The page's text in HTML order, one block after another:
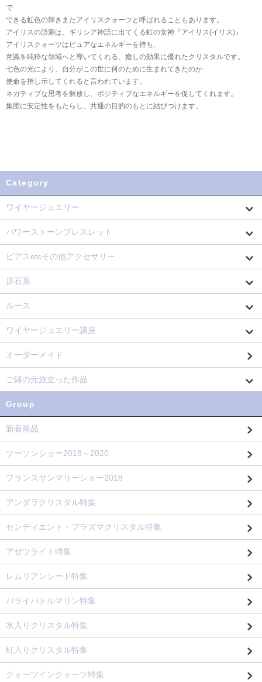
で
できる虹色の輝きまたアイリスクォーツと呼ばれることもあります。
アイリスの語源は、ギリシア神話に出てくる虹の女神『アイリス(イリス)』
アイリスクォーツはピュアなエネルギーを持ち、
意識を純粋な領域へと導いてくれる、癒しの効果に優れたクリスタルです。
七色の光により、自分がこの世に何のために生まれてきたのか
使命を指し示してくれると言われています。
ネガティブな思考を解放し、ポジティブなエネルギーを促してくれます。
集団に安定性をもたらし、共通の目的のもとに結びつけます。
Category
ワイヤージュエリー
パワーストーンブレスレット
ピアスetcその他アクセサリー
原石系
ルース
ワイヤージュエリー講座
オーダーメイド
ご縁の元旅立った作品
Group
新着商品
ツーソンショー2018～2020
フランスサンマリーショー2018
アンダラクリスタル特集
センティエント・プラズマクリスタル特集
アゼツライト特集
レムリアンシード特集
パライバトルマリン特集
水入りクリスタル特集
虹入りクリスタル特集
クォーツインクォーツ特集